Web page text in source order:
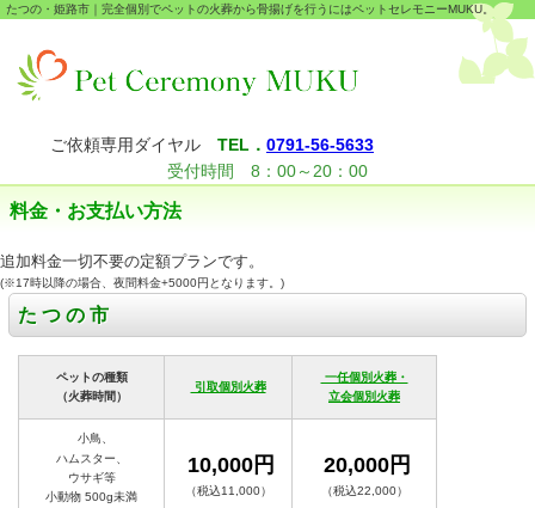
たつの・姫路市｜完全個別でペットの火葬から骨揚げを行うにはペットセレモニーMUKU。
ご依頼専用ダイヤル TEL． 0791-56-5633
受付時間 8：00～20：00
料金・お支払い方法
追加料金一切不要の定額プランです。
(※17時以降の場合、夜間料金+5000円となります。)
た つ の 市
ペットの種類
（火葬時間）
引取個別火葬
一任個別火葬・
立会個別火葬
小鳥、
ハムスター、
ウサギ等
小動物 500g未満
10,000円
（税込11,000）
20,000円
（税込22,000）